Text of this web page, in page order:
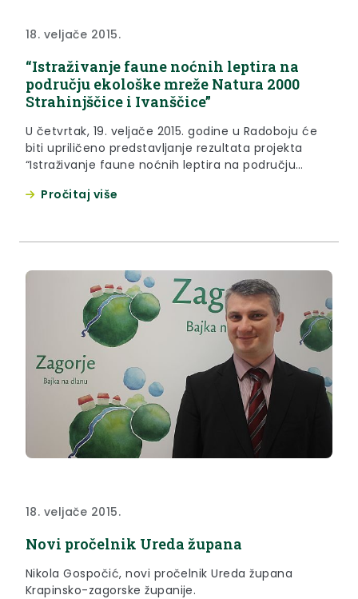
18. veljače 2015.
“Istraživanje faune noćnih leptira na
području ekološke mreže Natura 2000
Strahinjščice i Ivanščice”
U četvrtak, 19. veljače 2015. godine u Radoboju će
biti upriličeno predstavljanje rezultata projekta
“Istraživanje faune noćnih leptira na području
Ivanščice” i otvorenje izložbe “Six-foot Wonders”,
Pročitaj više
18. veljače 2015.
Novi pročelnik Ureda župana
Nikola Gospočić, novi pročelnik Ureda župana
Krapinsko-zagorske županije.